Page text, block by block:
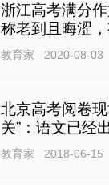
浙江高考满分
称老到且晦涩
教育家 2020-08-03
北京高考阅卷
关”：语文已经
教育家 2018-06-15